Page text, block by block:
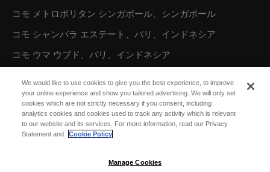
コモ メトロポリタン シンガポール、シンガポール
コモ シャンバラ エステート、バリ、インドネシア
コモ ウマ ウブド、バリ、インドネシア
オーストラリア／オセアニア
コモ ザ トレジャリー、パース
We would like to use cookies to give you the best experience, to improve
your online experience and show you tailored advertising. We will only set
cookies which are not strictly necessary if you consent, including
analytics cookies and cookies used to track any activity which is relevant
to our website and its services. For more information, read our Privacy
Statement and
Cookie Policy
Manage Cookies